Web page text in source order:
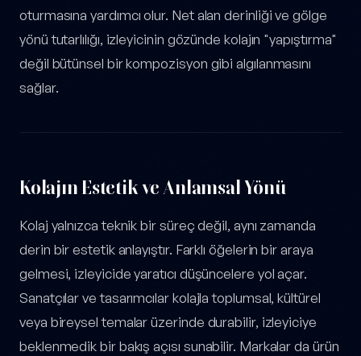
oturmasına yardımcı olur. Net alan derinliği ve gölge
yönü tutarlılığı, izleyicinin gözünde kolajın "yapıştırma"
değil bütünsel bir kompozisyon gibi algılanmasını
sağlar.
Kolajın Estetik ve Anlamsal Yönü
Kolaj yalnızca teknik bir süreç değil, aynı zamanda
derin bir estetik anlayıştır. Farklı öğelerin bir araya
gelmesi, izleyicide yaratıcı düşüncelere yol açar.
Sanatçılar ve tasarımcılar kolajla toplumsal, kültürel
veya bireysel temalar üzerinde durabilir, izleyiciye
beklenmedik bir bakış açısı sunabilir. Markalar da ürün